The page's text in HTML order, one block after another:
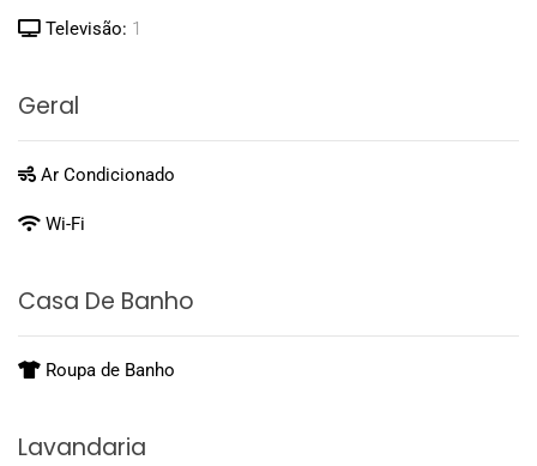
Televisão: 1
Geral
Ar Condicionado
Wi-Fi
Casa De Banho
Roupa de Banho
Lavandaria